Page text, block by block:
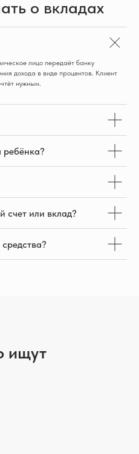
о вкладах
лицо передаёт банку
дохода в виде процентов. Клиент
нужным.
счет или вклад?
ищут